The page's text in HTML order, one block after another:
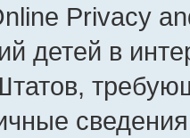
Privacy
детей в